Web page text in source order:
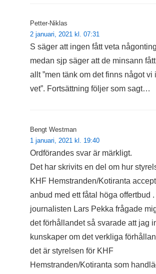
Petter-Niklas
2 januari, 2021 kl. 07:31
S säger att ingen fått veta någonting
medan sjp säger att de minsann
allt ”men tänk om det finns något vi
vet”. Fortsättning följer som sagt…
Bengt Westman
1 januari, 2021 kl. 19:40
Ordförandes svar är märkligt.
Det har skrivits en del om hur
KHF Hemstranden/Kotiranta
anbud med ett fåtal höga offertbud .
journalisten Lars Pekka frågade
det förhållandet så svarade att jag
kunskaper om det verkliga
det är styrelsen för KHF
Hemstranden/Kotiranta som